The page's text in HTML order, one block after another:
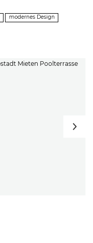
modernes Design